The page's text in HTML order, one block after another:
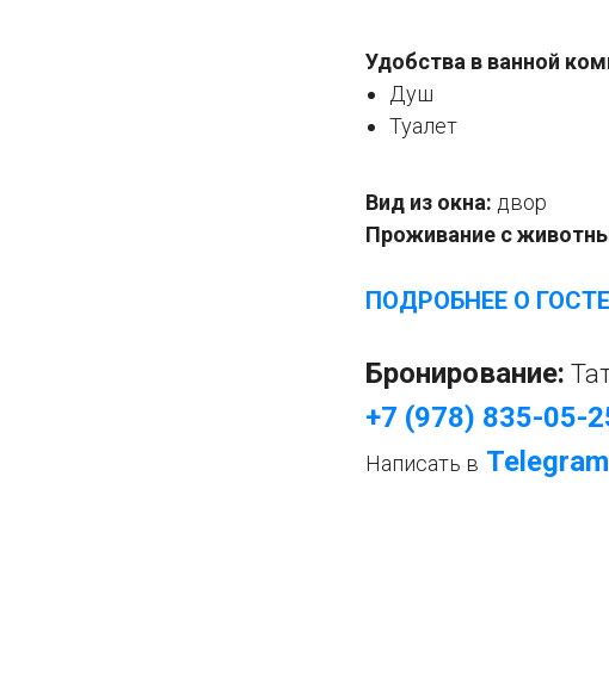
Удобства в ванной
Душ
Туалет
Вид из окна: двор
Проживание с
ПОДРОБНЕЕ О
Бронирование:
+7 (978) 835-05-
Написать в Telegram